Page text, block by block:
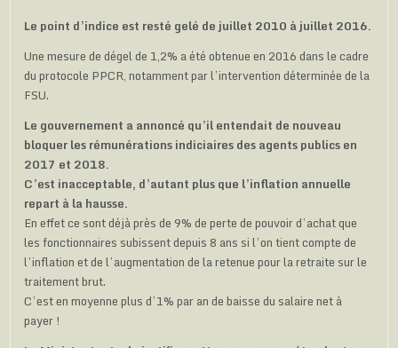
Le point d’indice est resté gelé de juillet 2010 à juillet 2016.
Une mesure de dégel de 1,2% a été obtenue en 2016 dans le cadre
du protocole PPCR, notamment par l’intervention déterminée de la
FSU.
Le gouvernement a annoncé qu’il entendait de nouveau
bloquer les rémunérations indiciaires des agents publics en
2017 et 2018.
C’est inacceptable, d’autant plus que l’inflation annuelle
repart à la hausse.
En effet ce sont déjà près de 9% de perte de pouvoir d’achat que
les fonctionnaires subissent depuis 8 ans si l’on tient compte de
l’inflation et de l’augmentation de la retenue pour la retraite sur le
traitement brut.
C’est en moyenne plus d’1% par an de baisse du salaire net à
payer !